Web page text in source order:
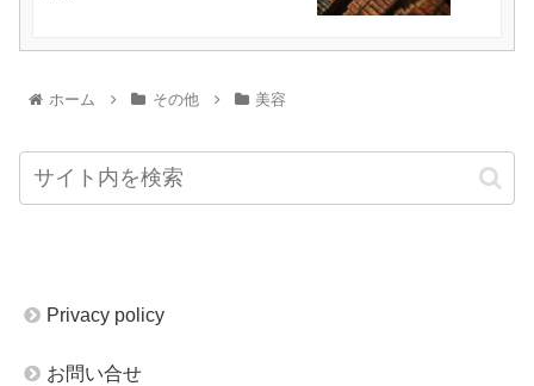
ホーム その他 美容
Privacy policy
お問い合せ